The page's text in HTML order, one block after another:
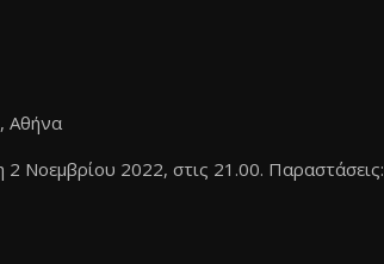
Αθήνα
2 Νοεμβρίου 2022, στις 21.00. Παραστάσεις: